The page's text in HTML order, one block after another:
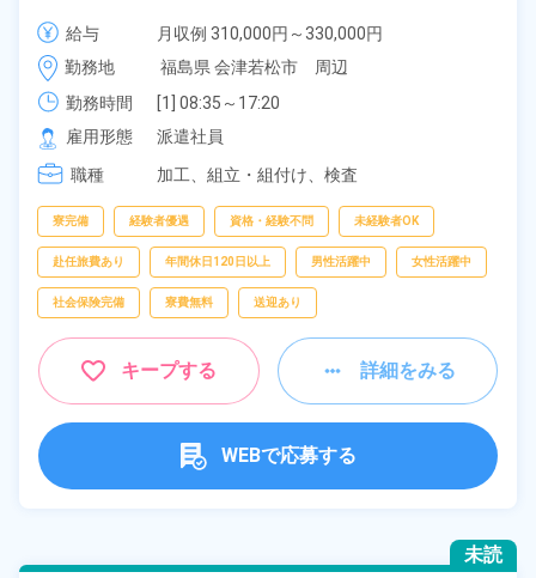
2交替勤務選択可★年間休日120日★ワンルーム寮完
備！通勤ラクラク無料送迎あり◎20代～40代の男女
活躍中！マイカー通勤OK◎無料駐車場あり★赴任旅
費会社負担！日払いあり◎空調完備で快適作業★《福
島県会津若松市》
給与
月収例 310,000円～330,000円
時給 1,600円～1,600円
勤務地
福島県 会津若松市　周辺
勤務時間
[1] 08:35～17:20
[2] 16:55～01:40
[3] 00:30～09:35
雇用形態
派遣社員
職種
加工、 組立・組付け、 検査
寮完備 経験者優遇 資格・経験不問 未経験者OK
赴任旅費あり 年間休日120日以上 男性活躍中 女性活躍中
社会保険完備 寮費無料 送迎あり
キープする 詳細をみる
WEBで応募する
未読